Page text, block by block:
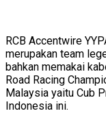
RCB Accentwire
merupakan team
bahkan memakai
Road Racing
Malaysia yaitu Cub
Indonesia ini.